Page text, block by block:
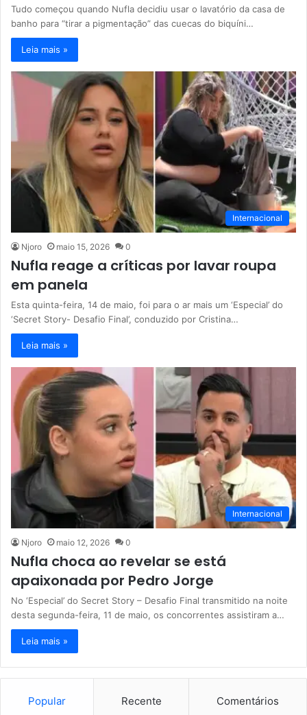
Tudo começou quando Nufla decidiu usar o lavatório da casa de
banho para “tirar a pigmentação” das cuecas do biquíni…
Leia mais »
Internacional
Njoro maio 15, 2026 0
Nufla reage a críticas por lavar roupa
em panela
Esta quinta-feira, 14 de maio, foi para o ar mais um ‘Especial’ do
‘Secret Story- Desafio Final’, conduzido por Cristina…
Leia mais »
Internacional
Njoro maio 12, 2026 0
Nufla choca ao revelar se está
apaixonada por Pedro Jorge
No ‘Especial’ do Secret Story – Desafio Final transmitido na noite
desta segunda-feira, 11 de maio, os concorrentes assistiram a…
Leia mais »
Popular Recente Comentários